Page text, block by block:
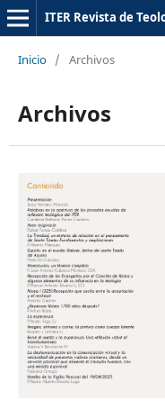
ITER Revista de
Inicio / Archivos
Archivos